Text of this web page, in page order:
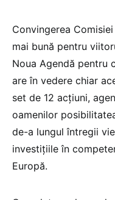
Convingerea
mai bună pentru
Noua Agendă pentru
are în vedere chiar
set de 12 acțiuni,
oamenilor
de-a lungul întregii
investițiile în
Europă.